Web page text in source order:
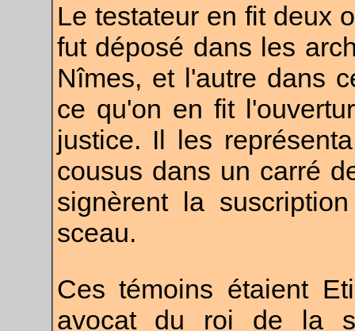
Le testateur en fit deux
fut déposé dans les
Nîmes, et l'autre dans
ce qu'on en fit
justice. Il les
cousus dans un carré
signèrent la
sceau.
Ces témoins étaient
avocat du roi de la